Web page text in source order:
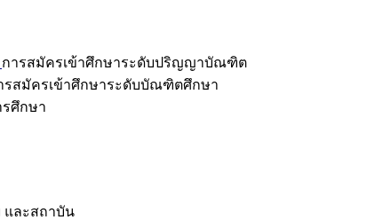
การสมัครเข้าศึกษาระดับปริญญาบัณฑิต
รสมัครเข้าศึกษาระดับบัณฑิตศึกษา
รศึกษา
และสถาบัน